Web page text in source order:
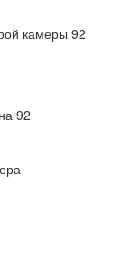
камеры 92
92